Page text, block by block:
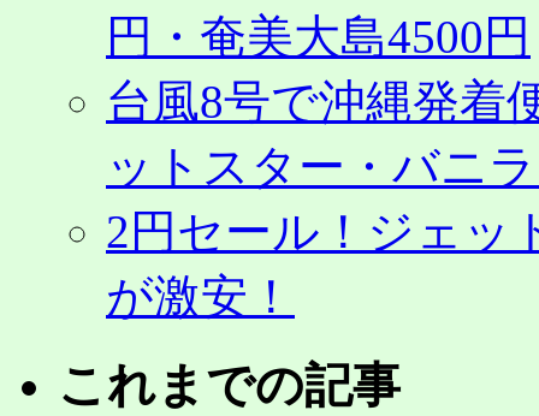
円・奄美大島4500円
台風8号で沖縄発着
ットスター・バニ
2円セール！ジェッ
が激安！
これまでの記事